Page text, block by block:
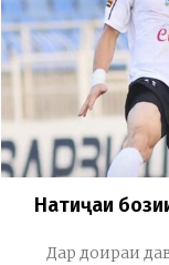
Натиҷаи
Дар доираи